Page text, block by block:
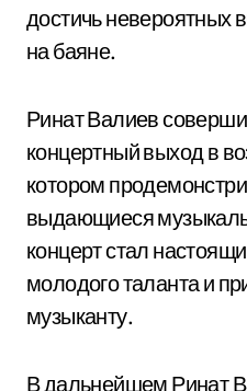
достичь невероятных
на баяне.
Ринат Валиев
концертный выход в
котором
выдающиеся
концерт стал
молодого таланта и
музыканту.
В дальнейшем Ринат